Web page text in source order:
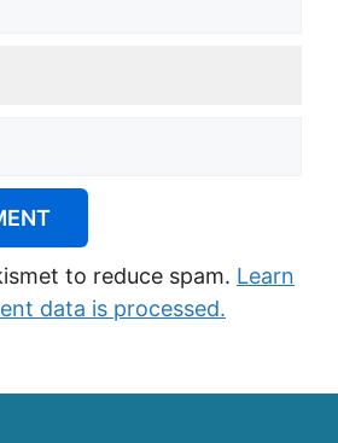
to reduce spam. Learn
data is processed.